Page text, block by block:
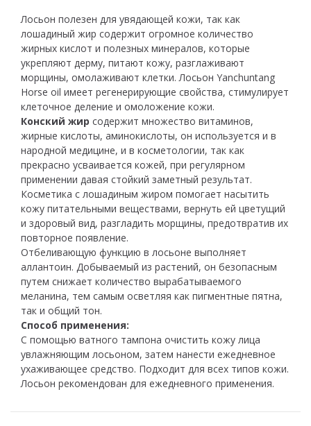
Лосьон полезен для увядающей кожи, так как
лошадиный жир содержит огромное количество
жирных кислот и полезных минералов, которые
укрепляют дерму, питают кожу, разглаживают
морщины, омолаживают клетки. Лосьон Yanchuntang
Horse oil имеет регенерирующие свойства, стимулирует
клеточное деление и омоложение кожи.
Конский жир содержит множество витаминов,
жирные кислоты, аминокислоты, он используется и в
народной медицине, и в косметологии, так как
прекрасно усваивается кожей, при регулярном
применении давая стойкий заметный результат.
Косметика с лошадиным жиром помогает насытить
кожу питательными веществами, вернуть ей цветущий
и здоровый вид, разгладить морщины, предотвратив их
повторное появление.
Отбеливающую функцию в лосьоне выполняет
аллантоин. Добываемый из растений, он безопасным
путем снижает количество вырабатываемого
меланина, тем самым осветляя как пигментные пятна,
так и общий тон.
Способ применения:
С помощью ватного тампона очистить кожу лица
увлажняющим лосьоном, затем нанести ежедневное
ухаживающее средство. Подходит для всех типов кожи.
Лосьон рекомендован для ежедневного применения.